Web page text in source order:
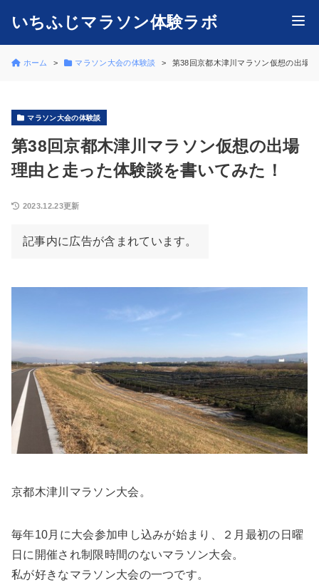
いちふじマラソン体験ラボ
ホーム マラソン大会の体験談 第38回京都木津川マラソン仮想の出場
マラソン大会の体験談
第38回京都木津川マラソン仮想の出場
理由と走った体験談を書いてみた！
2023.12.23更新
記事内に広告が含まれています。
京都木津川マラソン大会。
毎年10月に大会参加申し込みが始まり、２月最初の日曜
日に開催され制限時間のないマラソン大会。
私が好きなマラソン大会の一つです。